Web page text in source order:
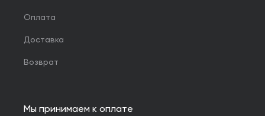
Оплата
Доставка
Возврат
Мы принимаем к оплате